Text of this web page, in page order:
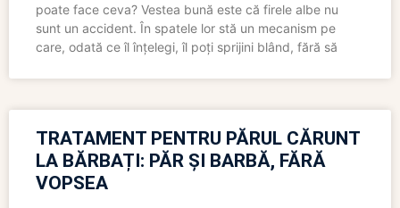
poate face ceva? Vestea bună este că firele albe nu
sunt un accident. În spatele lor stă un mecanism pe
care, odată ce îl înțelegi, îl poți sprijini blând, fără să
TRATAMENT PENTRU PĂRUL CĂRUNT
LA BĂRBAȚI: PĂR ȘI BARBĂ, FĂRĂ
VOPSEA